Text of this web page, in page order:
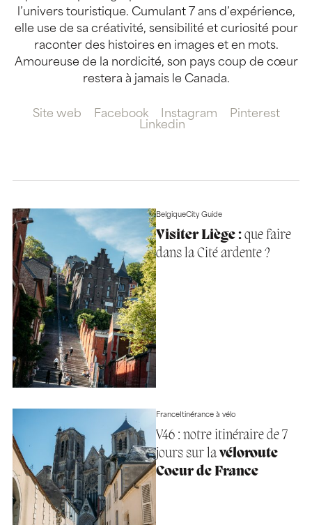
l’univers touristique. Cumulant 7 ans d’expérience,
elle use de sa créativité, sensibilité et curiosité pour
raconter des histoires en images et en mots.
Amoureuse de la nordicité, son pays coup de cœur
restera à jamais le Canada.
Site web Facebook Instagram
Pinterest
Linkedin
BelgiqueCity Guide
Visiter Liège :que faire
dans la Cité ardente ?
FranceItinérance à vélo
V46 : notre itinéraire de 7
jours sur lavéloroute
Coeur de France